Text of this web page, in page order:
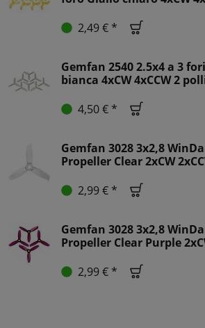
2,49 € *
Gemfan 2540 2.5x4 a 3
bianca 4xCW 4xCCW 2
4,50 € *
Gemfan 3028 3x2,8
Propeller Clear 2xCW
2,99 € *
Gemfan 3028 3x2,8
Propeller Clear Purple
2,99 € *